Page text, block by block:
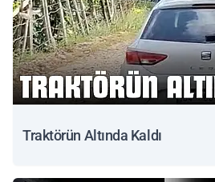
Traktörün Altında Kaldı